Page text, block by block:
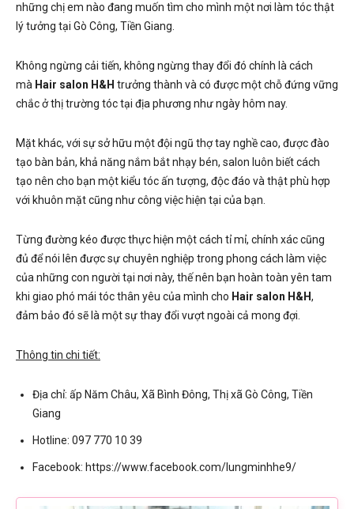
những chị em nào đang muốn tìm cho mình một nơi làm tóc thật
lý tưởng tại Gò Công, Tiền Giang.
Không ngừng cải tiến, không ngừng thay đổi đó chính là cách
mà Hair salon H&H trưởng thành và có được một chỗ đứng vững
chắc ở thị trường tóc tại địa phương như ngày hôm nay.
Mặt khác, với sự sở hữu một đội ngũ thợ tay nghề cao, được đào
tạo bàn bản, khả năng nắm bắt nhạy bén, salon luôn biết cách
tạo nên cho bạn một kiểu tóc ấn tượng, độc đáo và thật phù hợp
với khuôn mặt cũng như công việc hiện tại của bạn.
Từng đường kéo được thực hiện một cách tỉ mỉ, chính xác cũng
đủ để nói lên được sự chuyên nghiệp trong phong cách làm việc
của những con người tại nơi này, thế nên bạn hoàn toàn yên tam
khi giao phó mái tóc thân yêu của mình cho Hair salon H&H,
đảm bảo đó sẽ là một sự thay đổi vượt ngoài cả mong đợi.
Thông tin chi tiết:
Địa chỉ: ấp Năm Châu, Xã Bình Đông, Thị xã Gò Công, Tiền
Giang
Hotline: 097 770 10 39
Facebook: https://www.facebook.com/lungminhhe9/